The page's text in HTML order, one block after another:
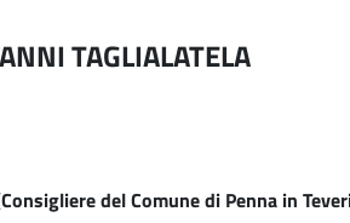
TAGLIALATELA
del Comune di Penna in